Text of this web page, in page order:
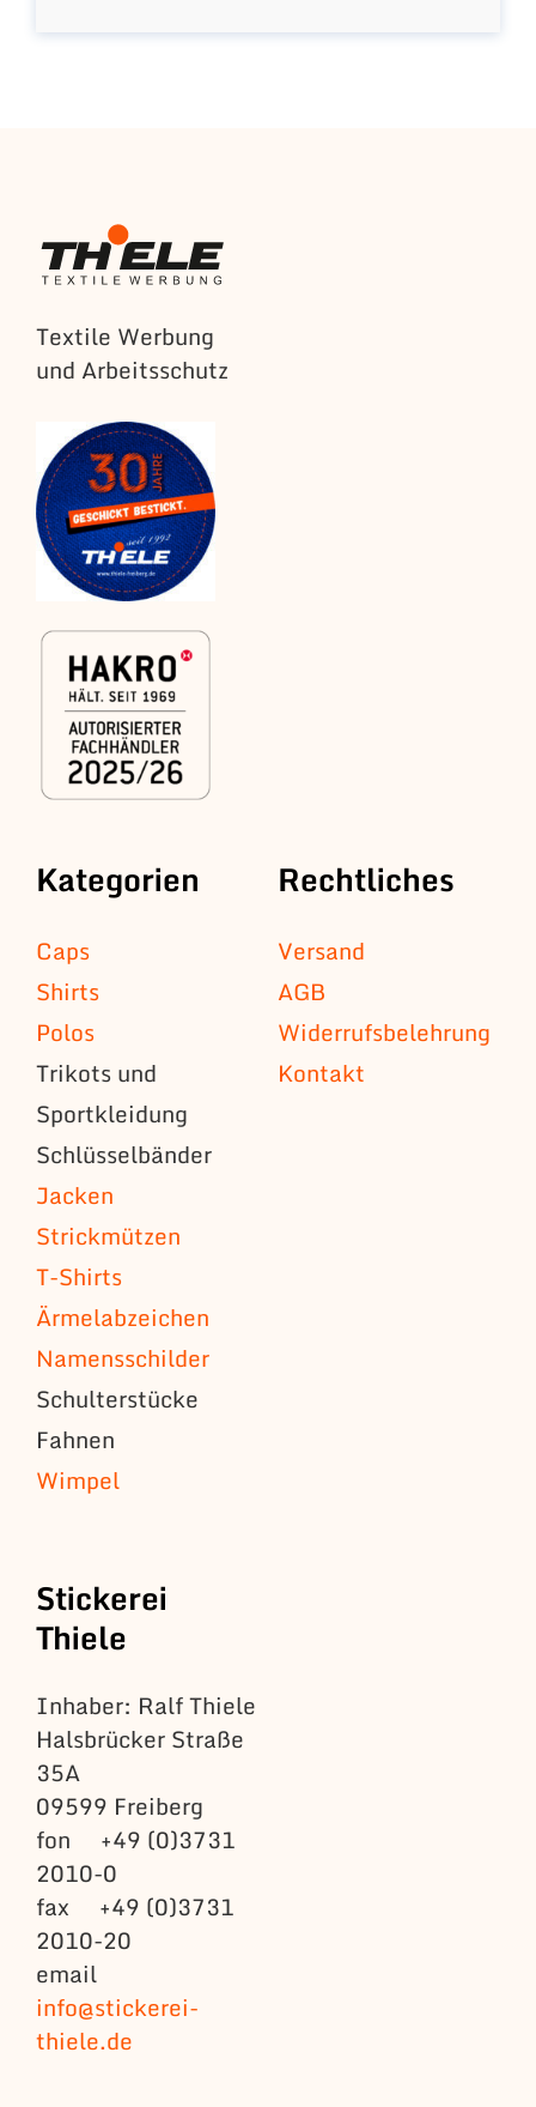
Textile Werbung
und Arbeitsschutz
Kategorien
Caps
Shirts
Polos
Trikots und
Sportkleidung
Schlüsselbänder
Jacken
Strickmützen
T-Shirts
Ärmelabzeichen
Namensschilder
Schulterstücke
Fahnen
Wimpel
Rechtliches
Versand
AGB
Widerrufsbelehrung
Kontakt
Stickerei
Thiele
Inhaber: Ralf Thiele
Halsbrücker Straße
35A
09599 Freiberg
fon +49 (0)3731
2010-0
fax +49 (0)3731
2010-20
email
info@stickerei-
thiele.de